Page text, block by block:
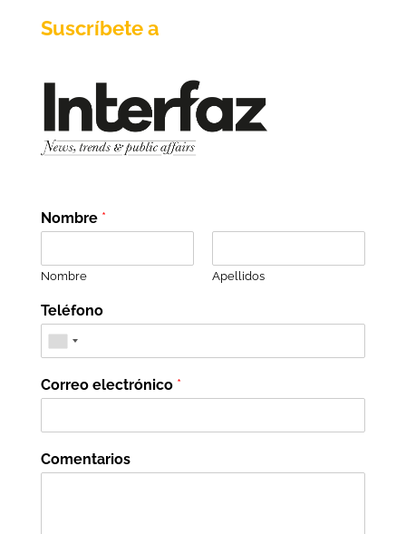
Suscríbete a
Nombre *
Nombre Apellidos
Teléfono
Correo electrónico *
Comentarios